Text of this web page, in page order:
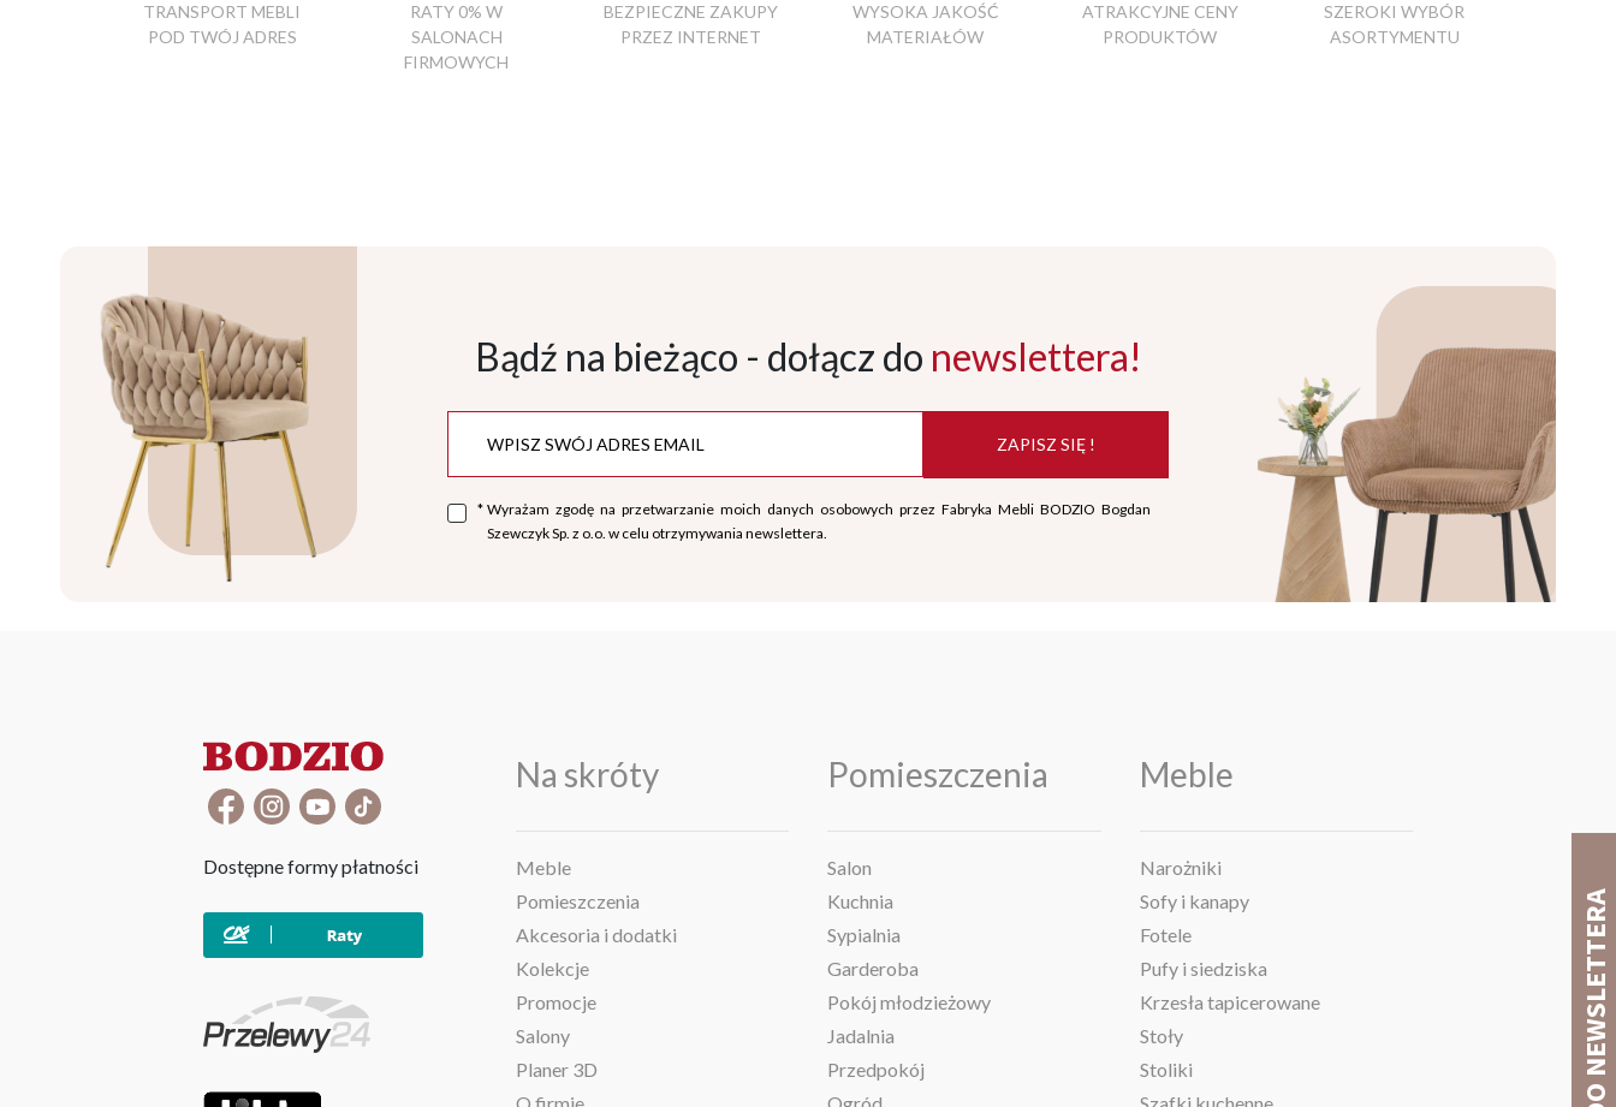
TRANSPORT MEBLI
POD TWÓJ ADRES
RATY 0% W
SALONACH
FIRMOWYCH
BEZPIECZNE ZAKUPY
PRZEZ INTERNET
WYSOKA JAKOŚĆ
MATERIAŁÓW
ATRAKCYJNE CENY
PRODUKTÓW
SZEROKI WYBÓR
ASORTYMENTU
Bądź na bieżąco - dołącz do newslettera!
ZAPISZ SIĘ !
* Wyrażam zgodę na przetwarzanie moich danych osobowych przez Fabryka Mebli BODZIO Bogdan
Szewczyk Sp. z o.o. w celu otrzymywania newslettera.
Dostępne formy płatności
Na skróty
Meble
Pomieszczenia
Akcesoria i dodatki
Kolekcje
Promocje
Salony
Planer 3D
Pomieszczenia
Salon
Kuchnia
Sypialnia
Garderoba
Pokój młodzieżowy
Jadalnia
Przedpokój
Meble
Narożniki
Sofy i kanapy
Fotele
Pufy i siedziska
Krzesła tapicerowane
Stoły
Stoliki